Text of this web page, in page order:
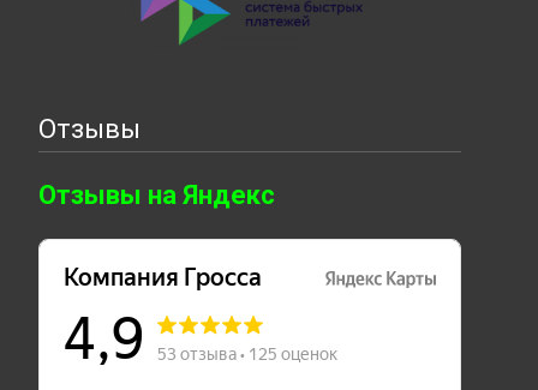
Отзывы
Отзывы на Яндекс